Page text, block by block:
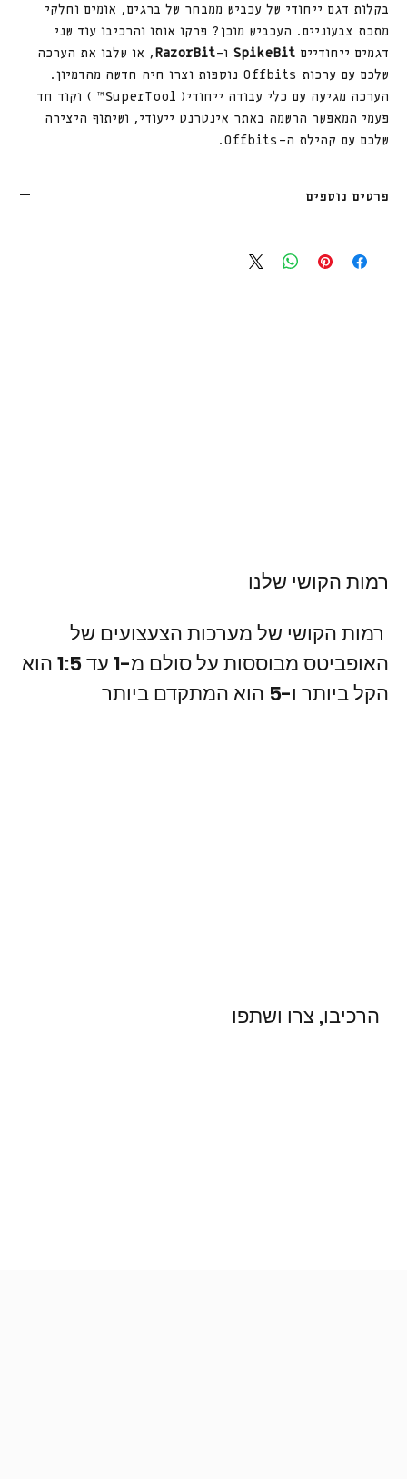
בקלות דגם ייחודי של עכביש ממבחר של ברגים, אומים וחלקי
מתכת צבעוניים. העכביש מוכן? פרקו אותו והרכיבו עוד שני
דגמים ייחודיים SpikeBit ו-RazorBit , או שלבו את הערכה
שלכם עם ערכות Offbits נוספות וצרו חיה חדשה מהדמיון.
הערכה מגיעה עם כלי עבודה ייחודי( SuperTool™ ) וקוד חד
פעמי המאפשר הרשמה באתר אינטרנט ייעודי, ושיתוף היצירה
שלכם עם קהילת ה-Offbits.
פרטים נוספים
רמת קושי יוצר.ת: בונים מנוסים אשר מרכיבים לעיתים קרובות
הרכיבו, צרו ושתפו
רמות הקושי שלנו
רמות הקושי של מערכות הצעצועים של
האופביטס מבוססות על סולם מ-1 עד 5: 1 הוא
הקל ביותר ו-5 הוא המתקדם ביותר